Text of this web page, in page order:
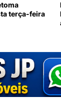
terça-feira